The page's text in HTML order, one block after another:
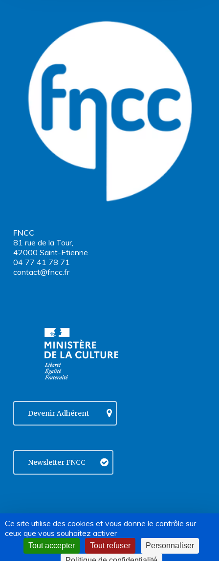
FNCC
81 rue de la Tour,
42000 Saint-Etienne
04 77 41 78 71
contact@fncc.fr
Devenir Adhérent
Newsletter FNCC
© 2004-2026 FNCC | Tous droits
réservés |Mentions légales|
Politique de confidentialité
facebook
vimeolinkedin
Ce site utilise des cookies et vous donne le contrôle sur
ceux que vous souhaitez activer
Tout accepter Tout refuser
Personnaliser